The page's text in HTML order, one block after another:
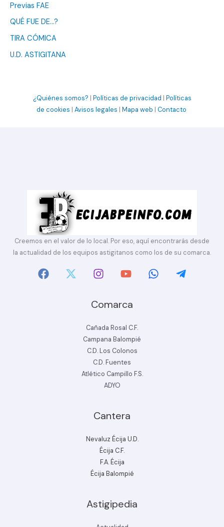
Previas FAE
QUÉ FUE DE…?
TIRA CÓMICA
U.D. ASTIGITANA
¿Quiénes somos? | Políticas de privacidad | Políticas
de cookies | Avisos legales | Mapa web | Contacto
Creemos en el valor de lo local. Por eso, aquí encontrarás desde
la actualidad de los equipos astigitanos como los de su comarca.
Comarca
Cañada Rosal C.F.
Campana Balompié
C.D. Los Colonos
C.D. Fuentes
Atlético Campillo F.S.
ADYO
Cantera
Nevaluz Écija U.D.
Écija C.F.
F.A. Écija
Écija Balompié
Astigipedia